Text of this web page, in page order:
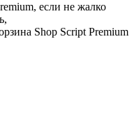
если не жалко
Shop Script Premium